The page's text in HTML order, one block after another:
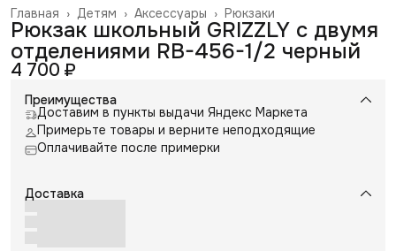
Рюкзаки
Аксессуары ›
Детям ›
Главная ›
Рюкзак школьный GRIZZLY с двумя
отделениями RB-456-1/2 черный
4 700 ₽
Преимущества
Доставим в пункты выдачи Яндекс Маркета
Примерьте товары и верните неподходящие
Оплачивайте после примерки
Доставка